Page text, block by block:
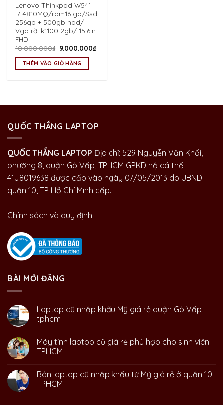
Lenovo Thinkpad W541
i7-4810MQ/ram16 gb/Ssd
256gb + 500gb hdd/
Vga rời k1100 2gb/ 15.6in
FHD
10.000.000₫ Giá
là:
10.000.000₫.
9.000.000₫Giá
THÊM VÀO GIỎ HÀNG
QUỐC THẮNG LAPTOP
QUỐC THẮNG LAPTOP Địa chỉ: 529 Nguyễn Văn Khối,
phường 8, quận Gò Vấp, TPHCM GPKD hộ cá thể
41J8019638 được cấp vào ngày 07/05/2013 do UBND
quận 10, TP Hồ Chí Minh cấp.
Chính sách và quy định
BÀI MỚI ĐĂNG
Laptop cũ nhập khẩu Mỹ giá rẻ quận Gò Vấp
tphcm
Máy tính laptop cũ giá rẻ phù hợp cho sinh viên
TPHCM
Bán laptop cũ nhập khẩu từ Mỹ giá rẻ ở quận 10
TPHCM